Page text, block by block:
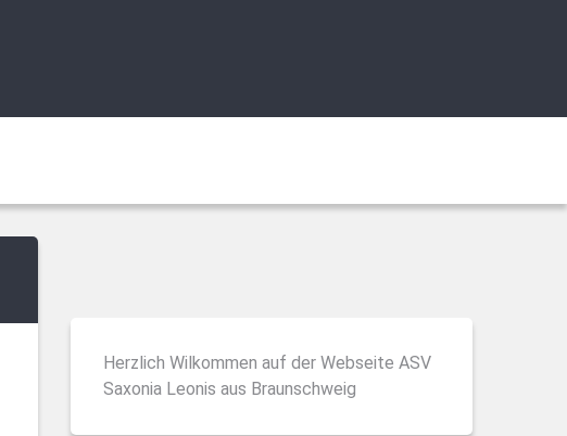
Herzlich Wilkommen auf der Webseite ASV
Saxonia Leonis aus Braunschweig